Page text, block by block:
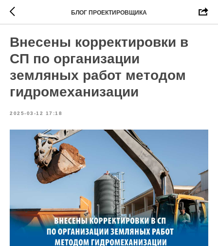
БЛОГ ПРОЕКТИРОВЩИКА
Внесены корректировки в
СП по организации
земляных работ методом
гидромеханизации
2025-03-12 17:18